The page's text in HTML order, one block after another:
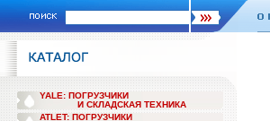
YALE: ПОГРУЗЧИКИ
И СКЛАДСКАЯ ТЕХНИКА
ATLET: ПОГРУЗЧИКИ